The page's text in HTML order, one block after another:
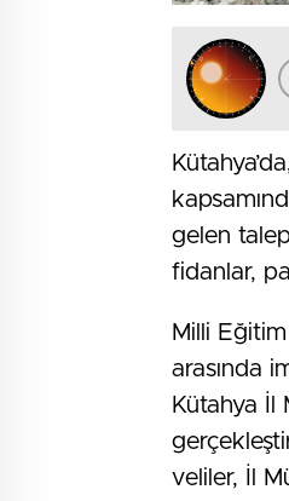
gelen
fidanlar,
Milli
arasında
Kütahya İl
veliler, İl